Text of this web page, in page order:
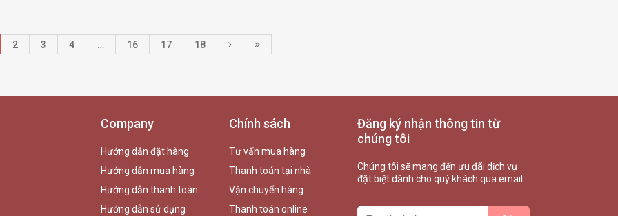
2 3 4 … 16 17 18
Company
Hướng dẫn đặt hàng
Hướng dẫn mua hàng
Hướng dẫn thanh toán
Hướng dẫn sử dụng
Chính sách
Tư vấn mua hàng
Thanh toán tại nhà
Vận chuyển hàng
Thanh toán online
Đăng ký nhận thông tin từ
chúng tôi
Chúng tôi sẽ mang đến ưu đãi dịch vụ
đặt biệt dành cho quý khách qua email